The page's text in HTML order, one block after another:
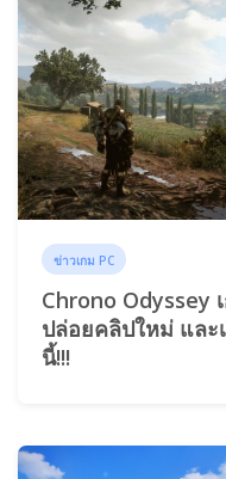
ข่าวเกม PC
Chrono Odyssey
ปล่อยคลิปใหม่ และ
นี้!!!